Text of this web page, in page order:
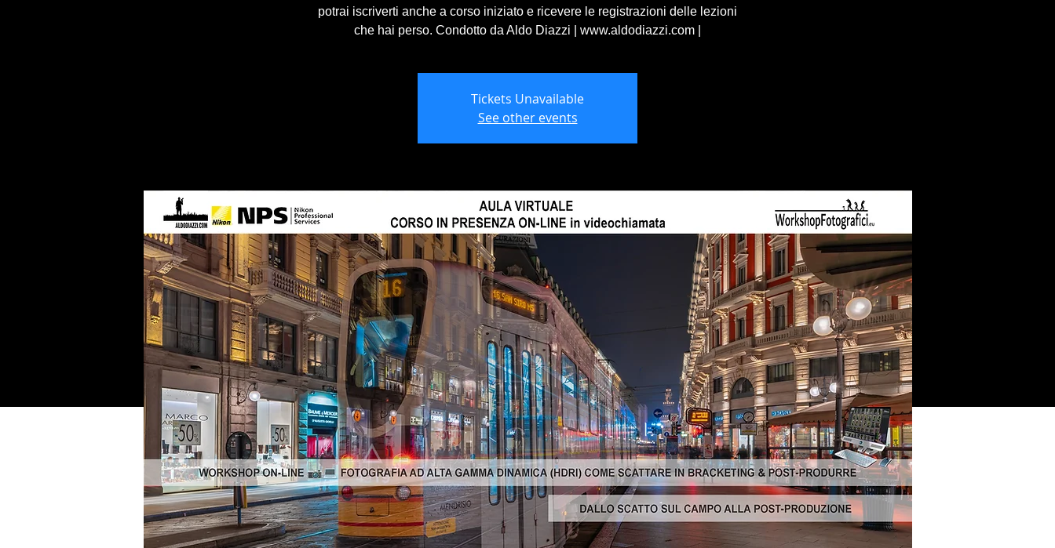
potrai iscriverti anche a corso iniziato e ricevere le registrazioni delle lezioni
che hai perso. Condotto da Aldo Diazzi | www.aldodiazzi.com |
Tickets Unavailable
See other events